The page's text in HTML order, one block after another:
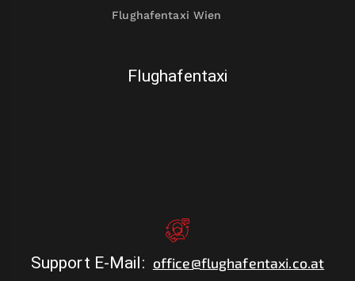
Flughafentaxi Wien
Flughafentaxi
Support E-Mail: office@flughafentaxi.co.at